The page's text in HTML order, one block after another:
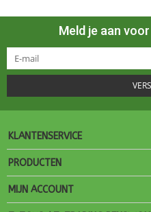
Meld je aan
KLANTENSERVICE
PRODUCTEN
MIJN ACCOUNT